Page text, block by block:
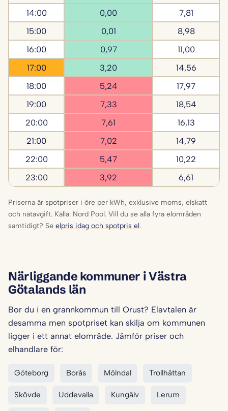
14:00
0,00
7,81
15:00
0,01
8,98
16:00
0,97
11,00
17:00
3,20
14,56
18:00
5,24
17,97
19:00
7,33
18,54
20:00
7,61
16,13
21:00
7,02
14,79
22:00
5,47
10,22
23:00
3,92 6,61
Priserna är spotpriser i öre per kWh, exklusive moms, elskatt
och nätavgift. Källa: Nord Pool. Vill du se alla fyra elområden
samtidigt? Se elpris idag och spotpris el.
Närliggande kommuner i Västra
Götalands län
Bor du i en grannkommun till Orust? Elavtalen är
desamma men spotpriset kan skilja om kommunen
ligger i ett annat elområde. Jämför priser och
elhandlare för:
Göteborg Borås Mölndal Trollhättan
Skövde Uddevalla Kungälv Lerum